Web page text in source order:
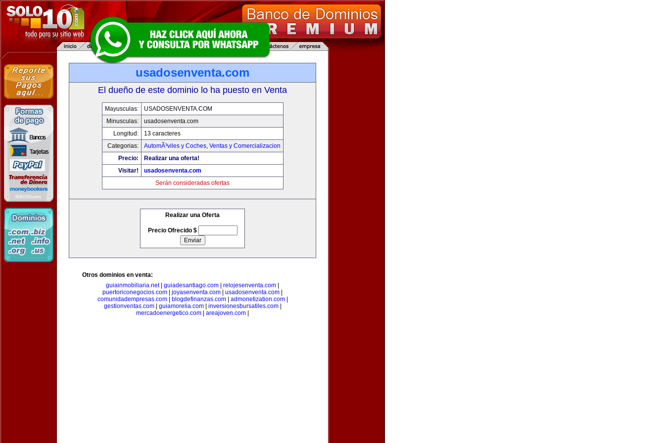
usadosenventa.com
El dueño de este dominio lo ha puesto en Venta
Mayusculas:
USADOSENVENTA.COM
Minusculas:
usadosenventa.com
Longitud:
13 caracteres
Categorias:
AutomÃ³viles y Coches, Ventas y Comercializacion
Precio:
Realizar una oferta!
Visitar!
usadosenventa.com
Serán consideradas ofertas
Realizar una Oferta
Precio Ofrecido $
Otros dominios en venta:
guiainmobiliaria.net| guiadesantiago.com relojesenventa.com
puertoriconegocios.com
joyasenventa.com usadosenventa.com
comunidadempresas.com| blogdefinanzas.com| admonetization.com|
gestionventas.com| guiamorelia.com| inversionesbursatiles.com|
mercadoenergetico.com
areajoven.com